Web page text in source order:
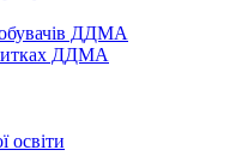
ДДМА
ДДМА
освіти